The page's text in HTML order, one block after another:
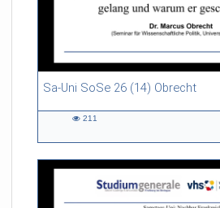
Sa-Uni SoSe 26 (14) Obrecht
46:53 duration
211